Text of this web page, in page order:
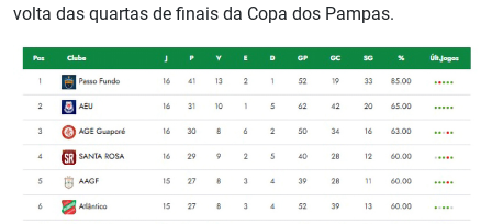
volta das quartas de finais da Copa dos Pampas.